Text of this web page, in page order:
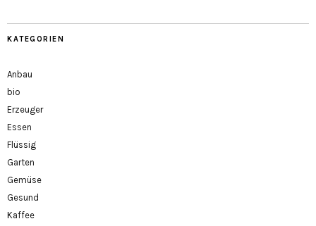
KATEGORIEN
Anbau
bio
Erzeuger
Essen
Flüssig
Garten
Gemüse
Gesund
Kaffee